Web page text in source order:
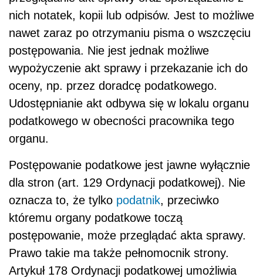
nich notatek, kopii lub odpisów. Jest to możliwe
nawet zaraz po otrzymaniu pisma o wszczęciu
postępowania. Nie jest jednak możliwe
wypożyczenie akt sprawy i przekazanie ich do
oceny, np. przez doradcę podatkowego.
Udostępnianie akt odbywa się w lokalu organu
podatkowego w obecności pracownika tego
organu.
Postępowanie podatkowe jest jawne wyłącznie
dla stron (art. 129 Ordynacji podatkowej). Nie
oznacza to, że tylko podatnik, przeciwko
któremu organy podatkowe toczą
postępowanie, może przeglądać akta sprawy.
Prawo takie ma także pełnomocnik strony.
Artykuł 178 Ordynacji podatkowej umożliwia